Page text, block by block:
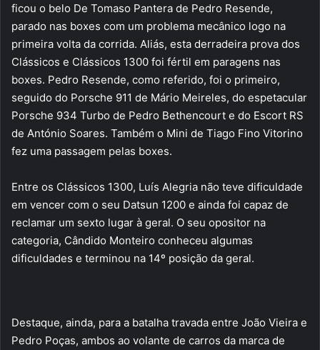
ficou o belo De Tomaso Pantera de Pedro Resende,
parado nas boxes com um problema mecânico logo na
primeira volta da corrida. Aliás, esta derradeira prova dos
Clássicos e Clássicos 1300 foi fértil em paragens nas
boxes. Pedro Resende, como referido, foi o primeiro,
seguido do Porsche 911 de Mário Meireles, do espetacular
Porsche 934 Turbo de Pedro Bethencourt e do Escort RS
de António Soares. Também o Mini de Tiago Fino Vitorino
fez uma passagem pelas boxes.
Entre os Clássicos 1300, Luís Alegria não teve dificuldade
em vencer com o seu Datsun 1200 e ainda foi capaz de
reclamar um sexto lugar à geral. O seu opositor na
categoria, Cândido Monteiro conheceu algumas
dificuldades e terminou na 14º posição da geral.
Destaque, ainda, para a batalha travada entre João Vieira e
Pedro Poças, ambos ao volante de carros da marca de